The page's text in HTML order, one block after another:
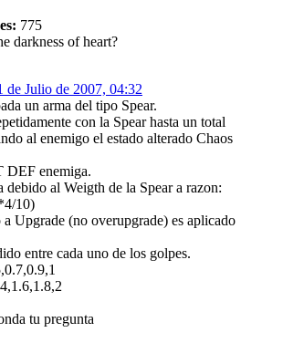
775
darkness of heart?
de Julio de 2007, 04:32
un arma del tipo Spear.
con la Spear hasta un total
al enemigo el estado alterado Chaos
enemiga.
debido al Weigth de la Spear a razon:
10)
Upgrade (no overupgrade) es aplicado
entre cada uno de los golpes.
tu pregunta